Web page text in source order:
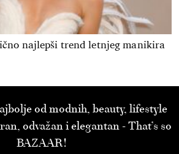
najlepši trend letnjeg manikira
od modnih, beauty, lifestyle
odvažan i elegantan - That’s so
BAZAAR!